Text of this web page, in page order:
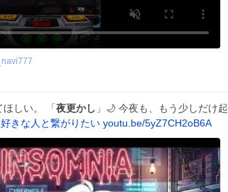
しい。 「 夜更かし 」🌙 今夜も、もう少しだけ起
きな人と繋がりたい youtu.be/5yZ7CH2oB6A